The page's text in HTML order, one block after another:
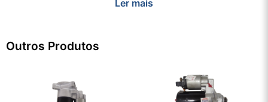
Ler mais
Outros Produtos